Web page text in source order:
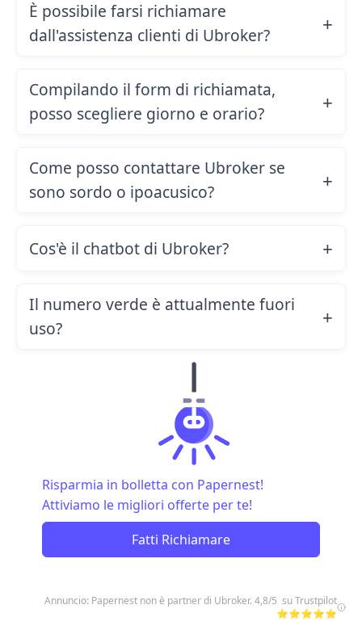
È possibile farsi richiamare
dall'assistenza clienti di Ubroker?
Compilando il form di richiamata,
posso scegliere giorno e orario?
Come posso contattare Ubroker se
sono sordo o ipoacusico?
Cos'è il chatbot di Ubroker?
Il numero verde è attualmente fuori
uso?
Risparmia in bolletta con Papernest!
Attiviamo le migliori offerte per te!
Fatti Richiamare
Annuncio: Papernest non è partner di Ubroker. 4,8/5 su Trustpilot
⭐⭐⭐⭐⭐